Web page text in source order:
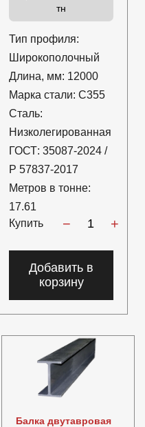
тн
Тип профиля:
Широкополочный
Длина, мм: 12000
Марка стали: С355
Сталь:
Низколегированная
ГОСТ: 35087-2024 /
Р 57837-2017
Метров в тонне:
17.61
Купить
− +
Добавить в
корзину
Балка двутавровая